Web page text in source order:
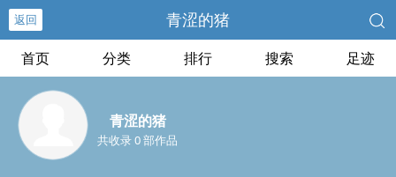
返回 青涩的猪
首页 分类 排行 搜索 足迹
青涩的猪
共收录 0 部作品